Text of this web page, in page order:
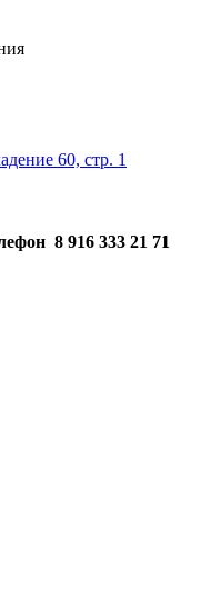
60, стр. 1
8 916 333 21 71